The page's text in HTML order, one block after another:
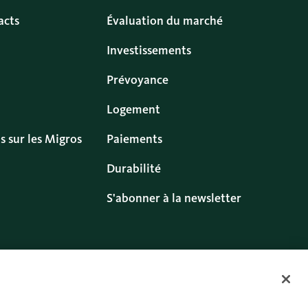
sur les Migros
Évaluation du marché
Investissements
Prévoyance
Logement
Paiements
Durabilité
S'abonner à la newsletter